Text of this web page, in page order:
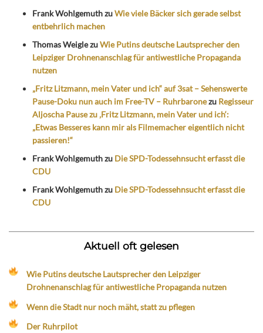
Frank WohlgemuthzuWie viele Bäcker sich gerade selbst
entbehrlich machen
Thomas WeiglezuWie Putins deutsche Lautsprecher den
Leipziger Drohnenanschlag für antiwestliche Propaganda
nutzen
„Fritz Litzmann, mein Vater und ich“ auf 3sat – Sehenswerte
Pause-Doku nun auch im Free-TV – Ruhrbaronezu Regisseur
Aljoscha Pause zu ‚Fritz Litzmann, mein Vater und ich‘:
„Etwas Besseres kann mir als Filmemacher eigentlich nicht
passieren!“
Frank Wohlgemuthzu Die SPD-Todessehnsucht erfasst die
CDU
Frank Wohlgemuthzu Die SPD-Todessehnsucht erfasst die
CDU
Aktuell oft gelesen
Wie Putins deutsche Lautsprecher den Leipziger
Drohnenanschlag für antiwestliche Propaganda nutzen
Wenn die Stadt nur noch mäht, statt zu pflegen
Der Ruhrpilot